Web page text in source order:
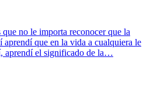
que no le importa reconocer que la
que en la vida a cualquiera le
aprendí el significado de la…